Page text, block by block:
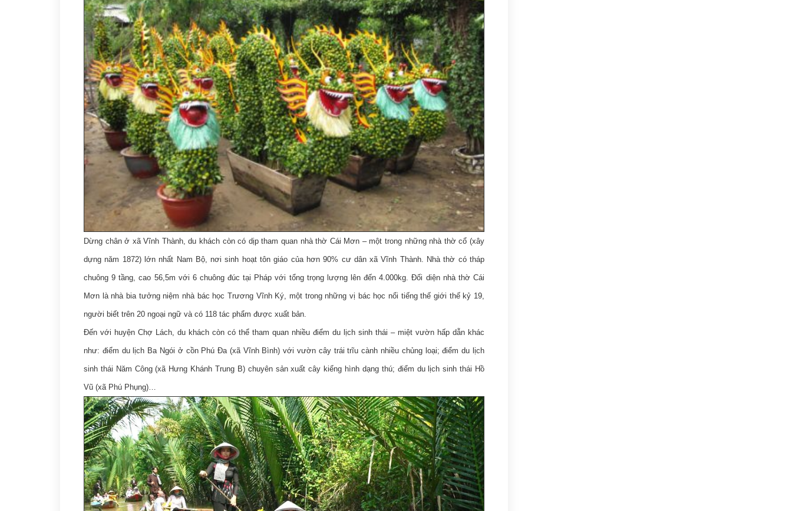
Dừng chân ở xã Vĩnh Thành, du khách còn có dịp tham quan nhà thờ Cái Mơn – một trong những nhà thờ cổ (xây
dựng năm 1872) lớn nhất Nam Bộ, nơi sinh hoạt tôn giáo của hơn 90% cư dân xã Vĩnh Thành. Nhà thờ có tháp
chuông 9 tầng, cao 56,5m với 6 chuông đúc tại Pháp với tổng trọng lượng lên đến 4.000kg. Đối diện nhà thờ Cái
Mơn là nhà bia tưởng niệm nhà bác học Trương Vĩnh Ký, một trong những vị bác học nổi tiếng thế giới thế kỷ 19,
người biết trên 20 ngoại ngữ và có 118 tác phẩm được xuất bản.
Đến với huyện Chợ Lách, du khách còn có thể tham quan nhiều điểm du lịch sinh thái – miệt vườn hấp dẫn khác
như: điểm du lịch Ba Ngói ở cồn Phú Đa (xã Vĩnh Bình) với vườn cây trái trĩu cành nhiều chủng loại; điểm du lịch
sinh thái Năm Công (xã Hưng Khánh Trung B) chuyên sản xuất cây kiểng hình dạng thú; điểm du lịch sinh thái Hồ
Vũ (xã Phú Phụng)…